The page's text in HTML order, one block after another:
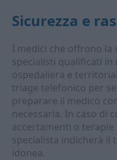
Sicurezza e
I medici che offrono la
specialisti qualificati in
ospedaliera e
triage telefonico per
preparare il medico
necessaria. In caso di
accertamenti o
specialista indicherà
idonea.